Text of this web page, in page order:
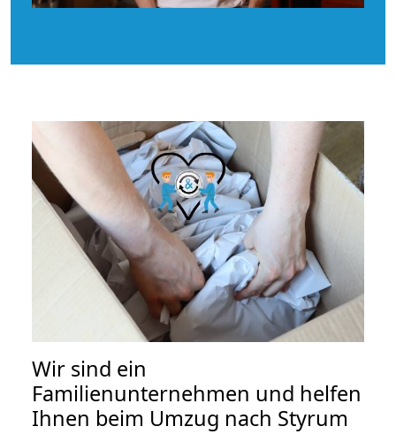
Wir sind ein
Familienunternehmen und helfen
Ihnen beim Umzug nach Styrum